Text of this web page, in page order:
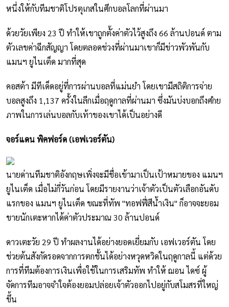
หนึ่งให้กับทีมชาติโปรตุเกสในศึกบอลโลกที่ผ่านมา
ด้วยวัยเพียง 23 ปี ทำให้เขาถูกตั้งค่าตัวไว้สูงถึง 66 ล้านปอนด์ ตาม
ตัวเลขค่าฉีกสัญญา โดยตลอดช่วงที่ผ่านมาเขาก็มีข่าวพัวพันกับ
แมนฯ ยูไนเต็ด มากที่สุด
คอสต้า มีทีเด็ดอยู่ที่การผ่านบอลที่แม่นยำ โดยเขามีสถิติการจ่าย
บอลสูงถึง 1,137 ครั้งในลีกเมื่อฤดูกาลที่ผ่านมา ซึ่งมันบ่งบอกถึงศํกย
ภาพในการเล่นบอลกับเท้าของเขาได้เป็นอย่างดี
จอร์แดน พิคฟอร์ด (เอฟเวอร์ตัน)
นายด่านทีมชาติอังกฤษเพิ่งจะมีชื่อเข้ามาเป็นเป้าหมายของ แมนฯ
ยูไนเต็ด เมื่อไม่กี่วันก่อน โดยมีรายงานว่าเจ้าตัวเป็นตัวเลือกอันดับ
แรกของ แมนฯ ยูไนเต็ด ขณะที่ทัพ "ทอฟฟี่สีน้ำเงิน" ก็อาจจะยอม
ขายนักเตะหากได้ค่าตัวประมาณ 30 ล้านปอนด์
ดาวเตะวัย 29 ปี ทำผลงานได้อย่างยอดเยี่ยมกับ เอฟเวอร์ตัน โดย
ช่วยต้นสังกัดรอดจากการตกชั้นได้อย่างหวุดหวิดในฤดูกาลนี้ แต่ด้วย
การที่ทีมต้องการเงินเพื่อใช้ในการเสริมทัพ ทำให้ ฌอน ไดซ์ ผู้
จัดการทีมอาจจำใจต้องยอมปล่อยเจ้าตัวออกไปอยู่กับสโมสรที่ใหญ่
ขึ้น